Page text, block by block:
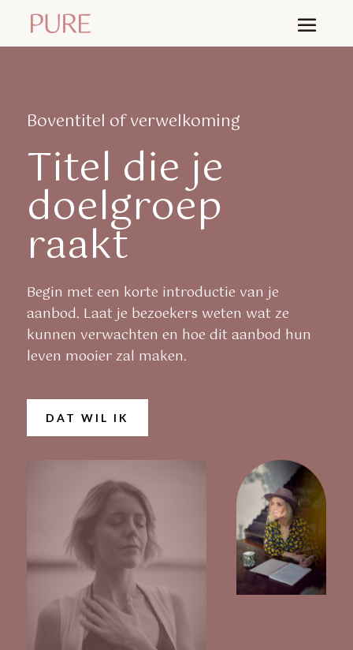
Boventitel of verwelkoming
Titel die je
doelgroep
raakt
Begin met een korte introductie van je
aanbod. Laat je bezoekers weten wat ze
kunnen verwachten en hoe dit aanbod hun
leven mooier zal maken.
DAT WIL IK